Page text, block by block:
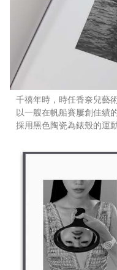
千禧年時，時任香奈兒藝
以一艘在帆船賽屢創佳績
採用黑色陶瓷為錶殼的運